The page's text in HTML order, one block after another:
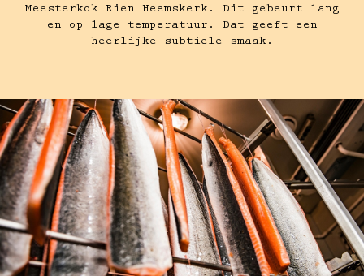
Meesterkok Rien Heemskerk. Dit gebeurt lang
en op lage temperatuur. Dat geeft een
heerlijke subtiele smaak.